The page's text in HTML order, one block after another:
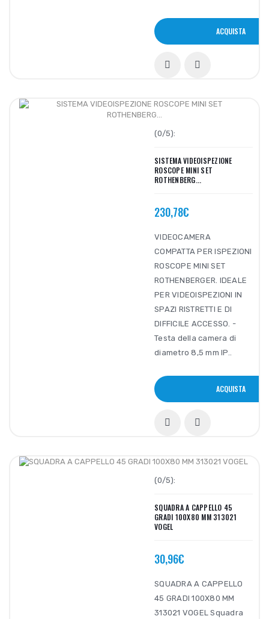
ACQUISTA
(0/5):
SISTEMA VIDEOISPEZIONE
ROSCOPE MINI SET
ROTHENBERG...
230,78€
VIDEOCAMERA
COMPATTA PER ISPEZIONI
ROSCOPE MINI SET
ROTHENBERGER. IDEALE
PER VIDEOISPEZIONI IN
SPAZI RISTRETTI E DI
DIFFICILE ACCESSO. -
Testa della camera di
diametro 8,5 mm IP..
ACQUISTA
(0/5):
SQUADRA A CAPPELLO 45
GRADI 100X80 MM 313021
VOGEL
30,96€
SQUADRA A CAPPELLO
45 GRADI 100X80 MM
313021 VOGEL Squadra